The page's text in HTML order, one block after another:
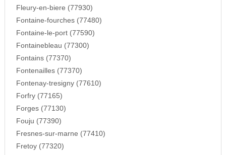
Fleury-en-biere (77930)
Fontaine-fourches (77480)
Fontaine-le-port (77590)
Fontainebleau (77300)
Fontains (77370)
Fontenailles (77370)
Fontenay-tresigny (77610)
Forfry (77165)
Forges (77130)
Fouju (77390)
Fresnes-sur-marne (77410)
Fretoy (77320)